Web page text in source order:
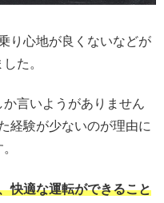
り心地が良くないなどが
た。
言いようがありません
経験が少ないのが理由に
快適な運転ができること